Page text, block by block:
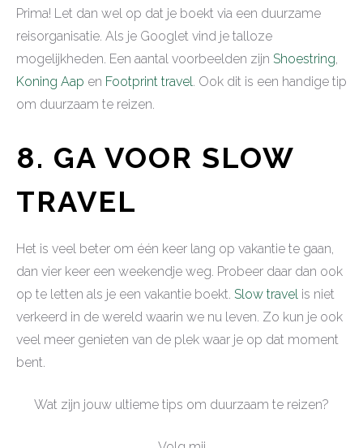
Prima! Let dan wel op dat je boekt via een duurzame
reisorganisatie. Als je Googlet vind je talloze
mogelijkheden. Een aantal voorbeelden zijn Shoestring,
Koning Aap en Footprint travel. Ook dit is een handige tip
om duurzaam te reizen.
8. GA VOOR SLOW
TRAVEL
Het is veel beter om één keer lang op vakantie te gaan,
dan vier keer een weekendje weg. Probeer daar dan ook
op te letten als je een vakantie boekt. Slow travel is niet
verkeerd in de wereld waarin we nu leven. Zo kun je ook
veel meer genieten van de plek waar je op dat moment
bent.
Wat zijn jouw ultieme tips om duurzaam te reizen?